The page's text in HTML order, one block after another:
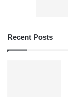
Recent Posts